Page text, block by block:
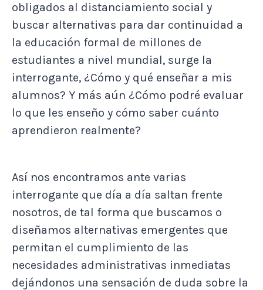
obligados al distanciamiento social y
buscar alternativas para dar continuidad a
la educación formal de millones de
estudiantes a nivel mundial, surge la
interrogante, ¿Cómo y qué enseñar a mis
alumnos? Y más aún ¿Cómo podré evaluar
lo que les enseño y cómo saber cuánto
aprendieron realmente?
Así nos encontramos ante varias
interrogante que día a día saltan frente
nosotros, de tal forma que buscamos o
diseñamos alternativas emergentes que
permitan el cumplimiento de las
necesidades administrativas inmediatas
dejándonos una sensación de duda sobre la